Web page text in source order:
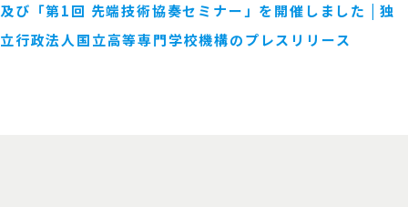
及び「第1回 先端技術協奏セミナー」を開催しました | 独
立行政法人国立高等専門学校機構のプレスリリース